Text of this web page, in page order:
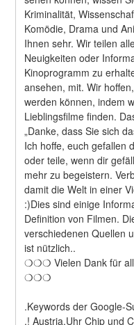
Kriminalität,
Komödie, Drama und
Ihnen sehr. Wir teilen
Neuigkeiten oder
Kinoprogramm zu
ansehen, mit. Wir
werden können, indem
Lieblingsfilme finden.
„Danke, dass Sie sich
Ich hoffe, euch gefallen
oder teile, wenn dir
mehr zu begeistern.
damit die Welt in einer
:)Dies sind einige
Definition von Filmen.
verschiedenen Quellen
ist nützlich..
❍❍❍ Vielen Dank für
❍❍❍
.Keywords der Google-
.! Austria,Uhr Chip und